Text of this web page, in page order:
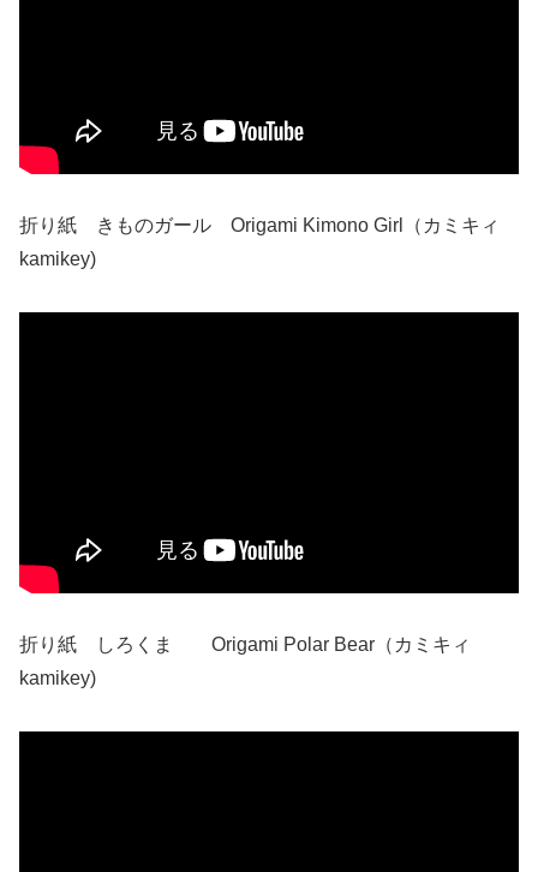
折り紙 きものガール Origami Kimono Girl（カミキィ
kamikey)
折り紙 しろくま Origami Polar Bear（カミキィ
kamikey)